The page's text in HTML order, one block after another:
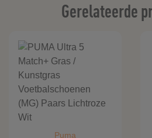
Gerelateerde
Puma